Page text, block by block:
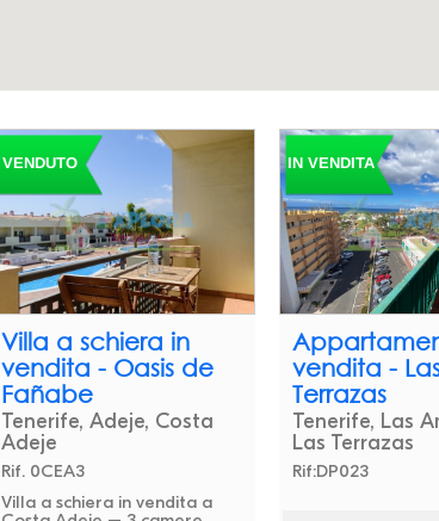
VENDUTO
Villa a schiera in
vendita - Oasis de
Fañabe
Tenerife, Adeje, Costa
Adeje
Rif. 0CEA3
Villa a schiera in vendita a
IN VENDITA
vendita -
Terrazas
Tenerife, Las
Las Terrazas
Rif:DP023